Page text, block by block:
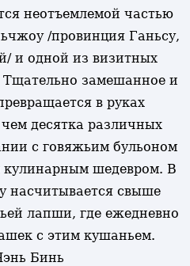
неотъемлемой частью
/провинция Ганьсу,
и одной из визитных
Тщательно замешанное и
в руках
десятка различных
с говяжьим бульоном
кулинарным шедевром. В
насчитывается свыше
лапши, где ежедневно
с этим кушаньем.
Бинь